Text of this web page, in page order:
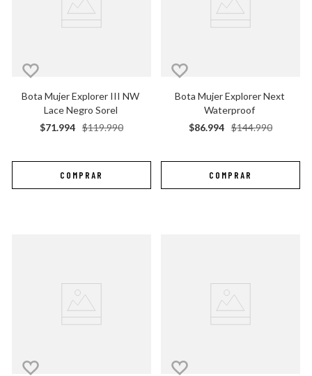
Bota Mujer Explorer III NW
Lace Negro Sorel
$119.990
$71.994
Bota Mujer Explorer Next
Waterproof
$144.990
$86.994